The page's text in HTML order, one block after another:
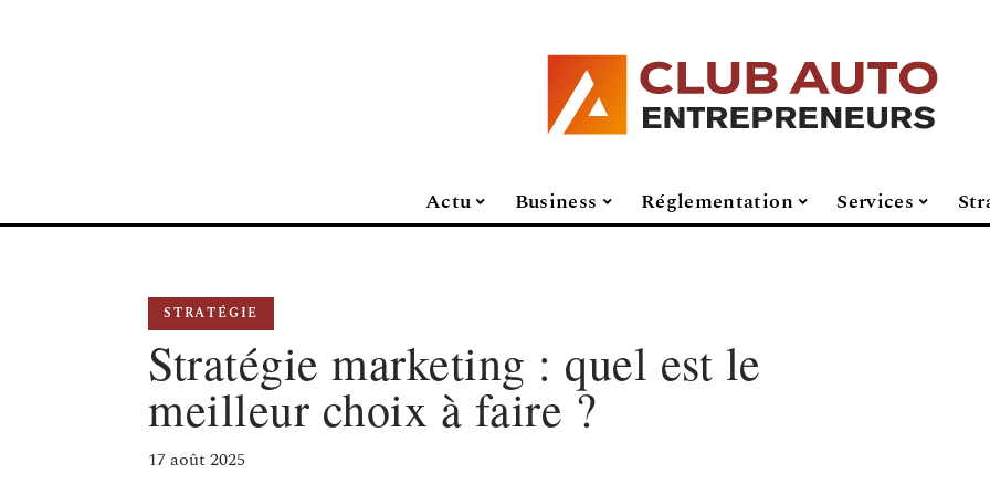
Actu Business Réglementation Services
STRATÉGIE
Stratégie marketing : quel est le
meilleur choix à faire ?
17 août 2025